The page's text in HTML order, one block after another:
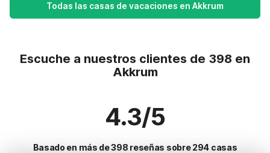
Todas las casas de vacaciones en Akkrum
Escuche a nuestros clientes de 398 en
Akkrum
4.3/5
Basado en más de 398 reseñas sobre 294 casas